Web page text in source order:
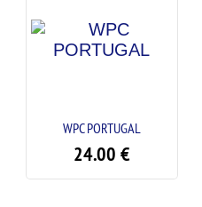
WPC PORTUGAL
24.00€